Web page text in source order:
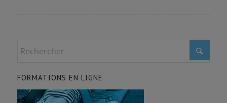
FORMATIONS EN LIGNE